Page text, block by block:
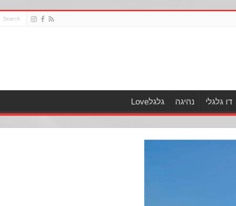
דו גלגלי נהיגה גלגלLove